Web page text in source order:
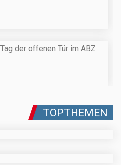
Tag der offenen Tür im ABZ
TOPTHEMEN